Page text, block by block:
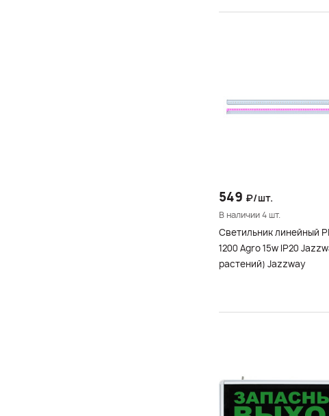
549 ₽/шт.
В наличии 4 шт.
Светильник линейный
1200 Agro 15w IP20 Jazzway (для
растений) Jazzway